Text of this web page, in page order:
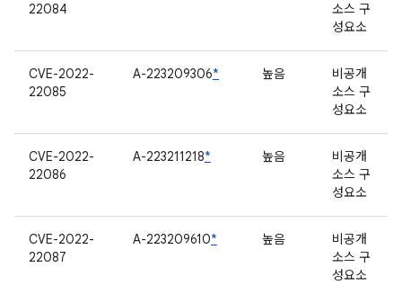
22084
소스 구
성요소
CVE-2022-
22085
A-223209306* 높음
비공개
소스 구
성요소
CVE-2022-
22086
A-223211218* 높음
비공개
소스 구
성요소
CVE-2022-
22087
A-223209610* 높음
비공개
소스 구
성요소